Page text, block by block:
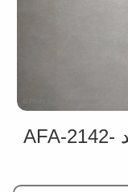
جوراب زیر قوزک دخترانه کد AFA-2142-